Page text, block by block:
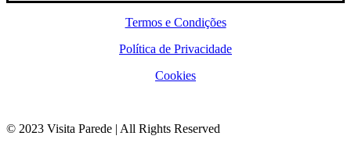
Termos e Condições
Política de Privacidade
Cookies
© 2023 Visita Parede | All Rights Reserved